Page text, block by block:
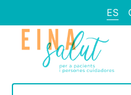
ES
Barra de búsqueda